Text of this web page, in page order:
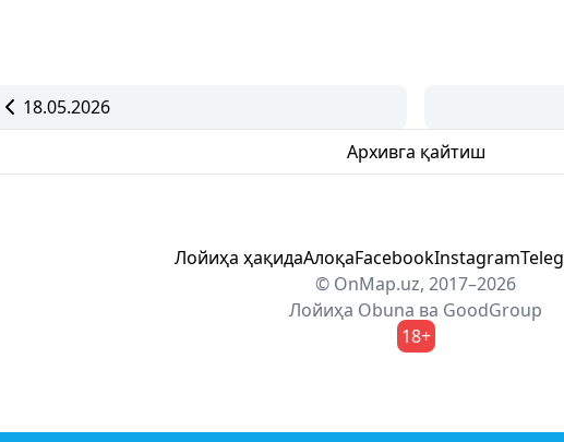
18.05.2026
Архивга қайтиш
Лойиҳа ҳақидаАлоқаFacebookInstagram
© OnMap.uz, 2017–2026
Лойиҳа Obuna ва GoodGroup
18+